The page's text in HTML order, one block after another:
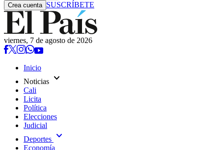
Crea cuenta SUSCRÍBETE
viernes, 7 de agosto de 2026
Inicio
Noticias expand_more
Cali
Licita
Política
Elecciones
Judicial
Deportes expand_more
Economía